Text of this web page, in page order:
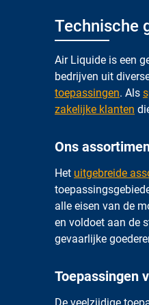
Technische
Air Liquide is een
bedrijven uit
toepassingen. Als
zakelijke klanten
Ons
Het uitgebreide
alle eisen van de
en voldoet aan de
gevaarlijke
Toepassingen